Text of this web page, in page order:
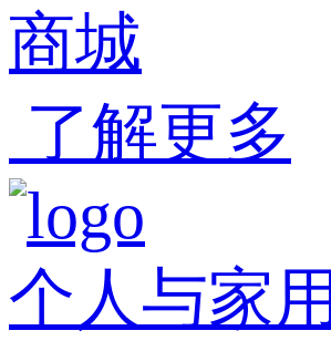
商城
了解更多
个人与家